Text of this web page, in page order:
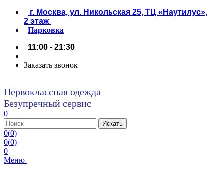
г. Москва, ул. Никольская 25, ТЦ «Наутилус»,
2 этаж
Парковка
11:00 - 21:30
Заказать звонок
Первоклассная одежда
Безупречный сервис
0
0(0)
0(0)
0
Меню